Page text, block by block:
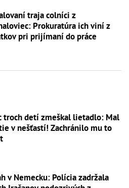
traja colníci z
Prokuratúra ich viní z
pri prijímaní do práce
troch detí zmeškal lietadlo: Mal
v nešťastí! Zachránilo mu to
v Nemecku: Polícia zadržala